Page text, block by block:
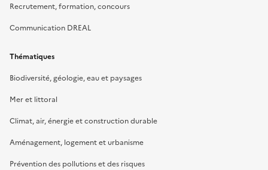
Recrutement, formation, concours
Communication DREAL
Thématiques
Biodiversité, géologie, eau et paysages
Mer et littoral
Climat, air, énergie et construction durable
Aménagement, logement et urbanisme
Prévention des pollutions et des risques